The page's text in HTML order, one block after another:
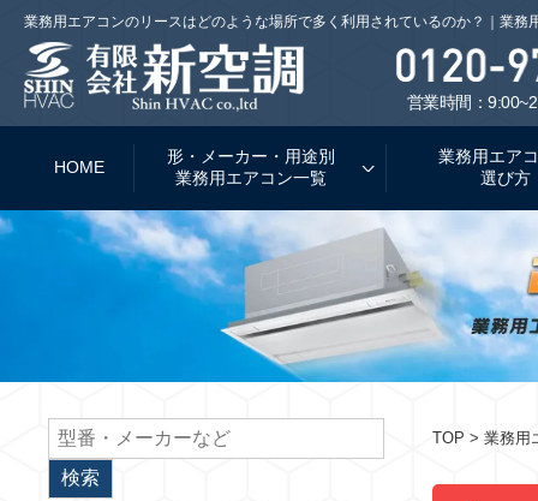
業務用エアコンのリースはどのような場所で多く利用されているのか？｜業務
営業時間：
HOME
形・メーカー・用途別
業務用エアコン一覧
業務用エア
選び方
TOP > 業務用